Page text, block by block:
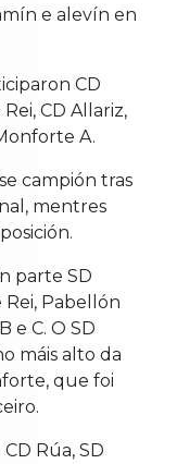
e alevín en
CD
CD Allariz,
A.
campión tras
mentres
parte SD
Rei, Pabellón
e C. O SD
máis alto da
que foi
Rúa, SD